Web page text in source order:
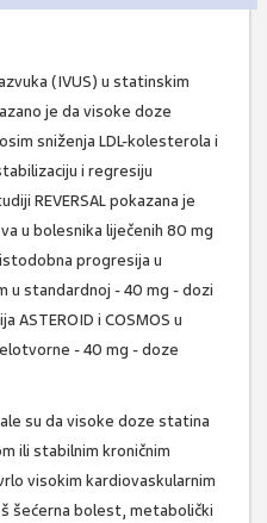
(IVUS) u statinskim
je da visoke doze
sniženja LDL-kolesterola i
i regresiju
REVERSAL pokazana je
u bolesnika liječenih 80 mg
progresija u
u standardnoj - 40 mg - dozi
ASTEROID i COSMOS u
- 40 mg - doze
su da visoke doze statina
ili stabilnim kroničnim
visokim kardiovaskularnim
šećerna bolest, metabolički